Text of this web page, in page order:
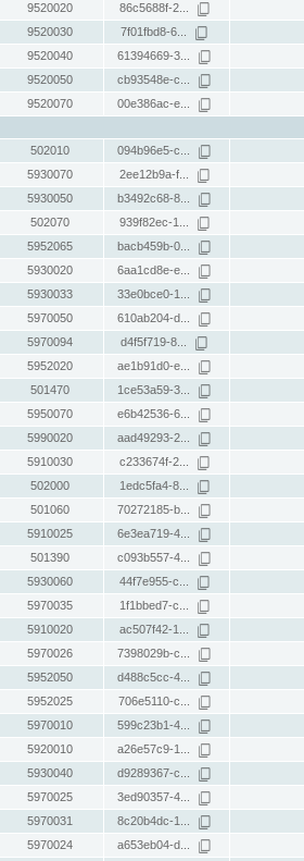
9520020 86c5688f-2...
9520030 7f01fbd8-6...
9520040 61394669-3...
9520050 cb93548e-c...
9520070 00e386ac-e...
502010 094b96e5-c...
5930070 2ee12b9a-f...
5930050 b3492c68-8...
502070 939f82ec-1...
5952065 bacb459b-0...
5930020 6aa1cd8e-e...
5930033 33e0bce0-1...
5970050 610ab204-d...
5970094 d4f5f719-8...
5952020 ae1b91d0-e...
501470 1ce53a59-3...
5950070 e6b42536-6...
5990020 aad49293-2...
5910030 c233674f-2...
502000 1edc5fa4-8...
501060 70272185-b...
5910025 6e3ea719-4...
501390 c093b557-4...
5930060 44f7e955-c...
5970035 1f1bbed7-c...
5910020 ac507f42-1...
5970026 7398029b-c...
5952050 d488c5cc-4...
5952025 706e5110-c...
5970010 599c23b1-4...
5920010 a26e57c9-1...
5930040 d9289367-c...
5970025 3ed90357-4...
5970031 8c20b4dc-1...
5970024 a653eb04-d...